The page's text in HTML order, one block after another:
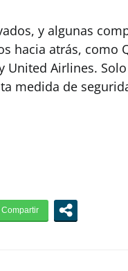
y algunas
hacia atrás, como
United Airlines.
medida de